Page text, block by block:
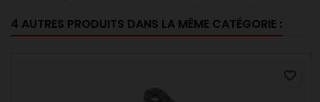
4 AUTRES PRODUITS DANS LA MÊME CATÉGORIE :
favorite_border